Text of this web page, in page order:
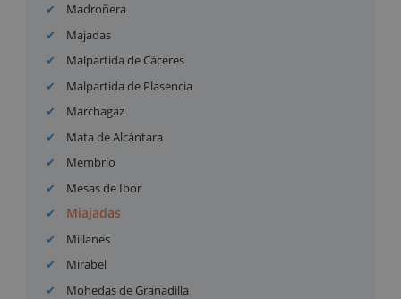
Madroñera
Majadas
Malpartida de Cáceres
Malpartida de Plasencia
Marchagaz
Mata de Alcántara
Membrío
Mesas de Ibor
Miajadas
Millanes
Mirabel
Mohedas de Granadilla